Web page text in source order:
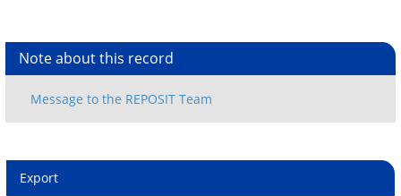
Note about this record
Export